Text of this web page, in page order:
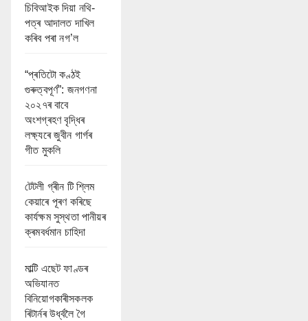
চিবিআইক দিয়া নথি-
পত্ৰ আদালত দাখিল
কৰিব পৰা নগ’ল
“প্ৰতিটো কণ্ঠই
গুৰুত্বপূৰ্ণ”: জনগণনা
২০২৭ৰ বাবে
অংশগ্ৰহণ বৃদ্ধিৰ
লক্ষ্যৰে জুবীন গাৰ্গৰ
গীত মুকলি
টেটলী গ্ৰীন টি শ্লিম
কেয়াৰে পূৰণ কৰিছে
কাৰ্যক্ষম সুস্থতা পানীয়ৰ
ক্ৰমবৰ্ধমান চাহিদা
মাল্টি এছেট ফাণ্ডৰ
অভিযানত
বিনিয়োগকাৰীসকলক
ৰিটাৰ্নৰ উৰ্ধ্বলৈ গৈ